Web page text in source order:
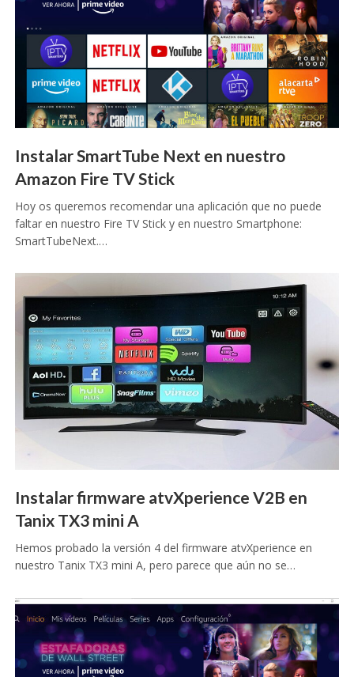
Instalar SmartTube Next en nuestro
Amazon Fire TV Stick
Hoy os queremos recomendar una aplicación que no puede
faltar en nuestro Fire TV Stick y en nuestro Smartphone:
SmartTubeNext.…
Instalar firmware atvXperience V2B en
Tanix TX3 mini A
Hemos probado la versión 4 del firmware atvXperience en
nuestro Tanix TX3 mini A, pero parece que aún no se…